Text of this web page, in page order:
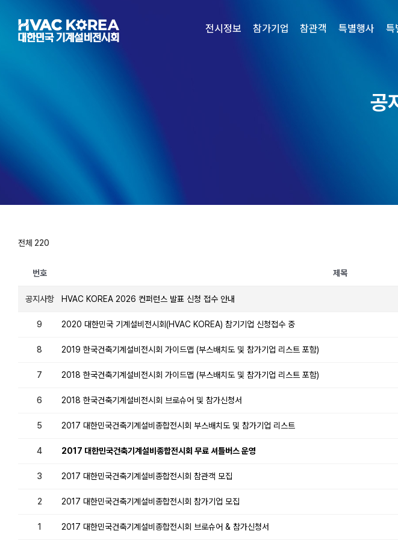
content
전시정보 참가기업 참관객 특별행사 특
공
전체 220
번호 제목
공지사항 HVAC KOREA 2026 컨퍼런스 발표 신청 접수 안내
9 2020 대한민국 기계설비전시회(HVAC KOREA) 참기기업 신청접수 중
8 2019 한국건축기계설비전시회 가이드맵 (부스배치도 및 참가기업 리스트 포함)
7 2018 한국건축기계설비전시회 가이드맵 (부스배치도 및 참가기업 리스트 포함)
6 2018 한국건축기계설비전시회 브로슈어 및 참가신청서
5 2017 대한민국건축기계설비종합전시회 부스배치도 및 참가기업 리스트
4 2017 대한민국건축기계설비종합전시회 무료 셔틀버스 운영
3 2017 대한민국건축기계설비종합전시회 참관객 모집
2 2017 대한민국건축기계설비종합전시회 참가기업 모집
1 2017 대한민국건축기계설비종합전시회 브로슈어 & 참가신청서